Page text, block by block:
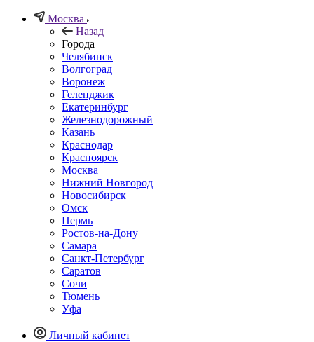
Москва
Назад
Города
Челябинск
Волгоград
Воронеж
Геленджик
Екатеринбург
Железнодорожный
Казань
Краснодар
Красноярск
Москва
Нижний Новгород
Новосибирск
Омск
Пермь
Ростов-на-Дону
Самара
Санкт-Петербург
Саратов
Сочи
Тюмень
Уфа
Личный кабинет